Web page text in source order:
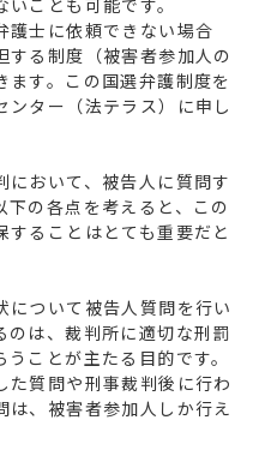
ことも可能です。
護士に依頼できない場合
する制度（被害者参加人の
す。この国選弁護制度を
ター（法テラス）に申し
おいて、被告人に質問す
の各点を考えると、この
することはとても重要だと
ついて被告人質問を行い
のは、裁判所に適切な刑罰
ことが主たる目的です。
た質問や刑事裁判後に行わ
は、被害者参加人しか行え